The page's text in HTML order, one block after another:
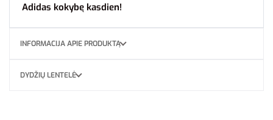
Adidas kokybę kasdien!
INFORMACIJA APIE PRODUKTĄ
DYDŽIŲ LENTELĖ